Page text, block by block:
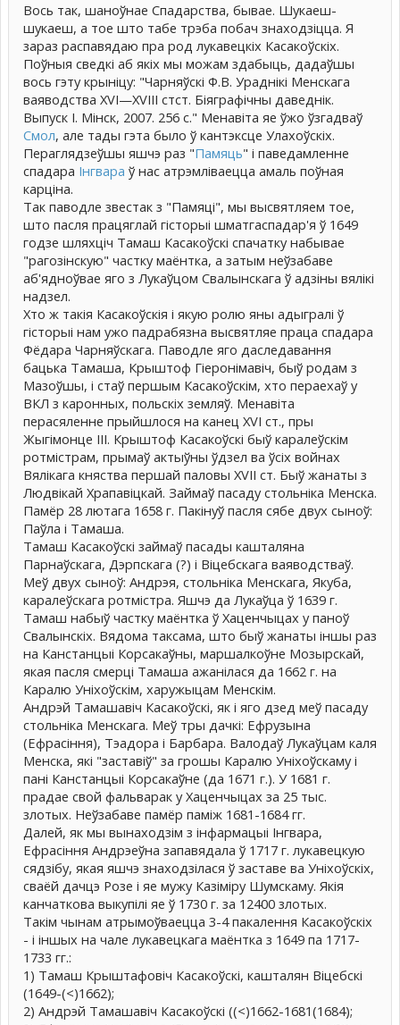
Вось так, шаноўнае Спадарства, бывае. Шукаеш-
шукаеш, а тое што табе трэба побач знаходзіцца. Я
зараз распавядаю пра род лукавецкіх Касакоўскіх.
Поўныя сведкі аб якіх мы можам здабыць, дадаўшы
вось гэту крыніцу: "Чарняўскі Ф.В. Ураднікі Менскага
ваяводства XVI—XVIII стст. Біяграфічны даведнік.
Выпуск І. Мінск, 2007. 256 с." Менавіта яе ўжо ўзгадваў
Смол, але тады гэта было ў кантэксце Улахоўскіх.
Пераглядзеўшы яшчэ раз "Памяць" і паведамленне
спадара Інгвара ў нас атрэмліваецца амаль поўная
карціна.
Так паводле звестак з "Памяці", мы высвятляем тое,
што пасля працяглай гісторыі шматгаспадар'я ў 1649
годзе шляхціч Тамаш Касакоўскі спачатку набывае
"рагозінскую" частку маёнтка, а затым неўзабаве
аб'ядноўвае яго з Лукаўцом Свалынскага ў адзіны вялікі
надзел.
Хто ж такія Касакоўскія і якую ролю яны адыгралі ў
гісторыі нам ужо падрабязна высвятляе праца спадара
Фёдара Чарняўскага. Паводле яго даследавання
бацька Тамаша, Крыштоф Гіеронімавіч, быў родам з
Мазоўшы, і стаў першым Касакоўскім, хто пераехаў у
ВКЛ з каронных, польскіх земляў. Менавіта
перасяленне прыйшлося на канец XVI ст., пры
Жыгімонце ІІІ. Крыштоф Касакоўскі быў каралеўскім
ротмістрам, прымаў актыўны ўдзел ва ўсіх войнах
Вялікага княства першай паловы XVII ст. Быў жанаты з
Людвікай Храпавіцкай. Займаў пасаду стольніка Менска.
Памёр 28 лютага 1658 г. Пакінуў пасля сябе двух сыноў:
Паўла і Тамаша.
Тамаш Касакоўскі займаў пасады кашталяна
Парнаўскага, Дэрпскага (?) і Віцебскага ваяводстваў.
Меў двух сыноў: Андрэя, стольніка Менскага, Якуба,
каралеўскага ротмістра. Яшчэ да Лукаўца ў 1639 г.
Тамаш набыў частку маёнтка ў Хаценчыцах у паноў
Свалынскіх. Вядома таксама, што быў жанаты іншы раз
на Канстанцыі Корсакаўны, маршалкоўне Мозырскай,
якая пасля смерці Тамаша ажанілася да 1662 г. на
Каралю Уніхоўскім, харужыцам Менскім.
Андрэй Тамашавіч Касакоўскі, як і яго дзед меў пасаду
стольніка Менскага. Меў тры дачкі: Ефрузына
(Ефрасіння), Тэадора і Барбара. Валодаў Лукаўцам каля
Менска, які "заставіў" за грошы Каралю Уніхоўскаму і
пані Канстанцыі Корсакаўне (да 1671 г.). У 1681 г.
прадае свой фальварак у Хаценчыцах за 25 тыс.
злотых. Неўзабаве памёр паміж 1681-1684 гг.
Далей, як мы вынаходзім з інфармацыі Інгвара,
Ефрасіння Андрэеўна запавядала ў 1717 г. лукавецкую
сядзібу, якая яшчэ знаходзілася ў заставе ва Уніхоўскіх,
сваёй дачцэ Розе і яе мужу Казіміру Шумскаму. Якія
канчаткова выкупілі яе ў 1730 г. за 12400 злотых.
Такім чынам атрымоўваецца 3-4 пакалення Касакоўскіх
- і іншых на чале лукавецкага маёнтка з 1649 па 1717-
1733 гг.:
1) Тамаш Крыштафовіч Касакоўскі, кашталян Віцебскі
(1649-(<)1662);
2) Андрэй Тамашавіч Касакоўскі ((<)1662-1681(1684);